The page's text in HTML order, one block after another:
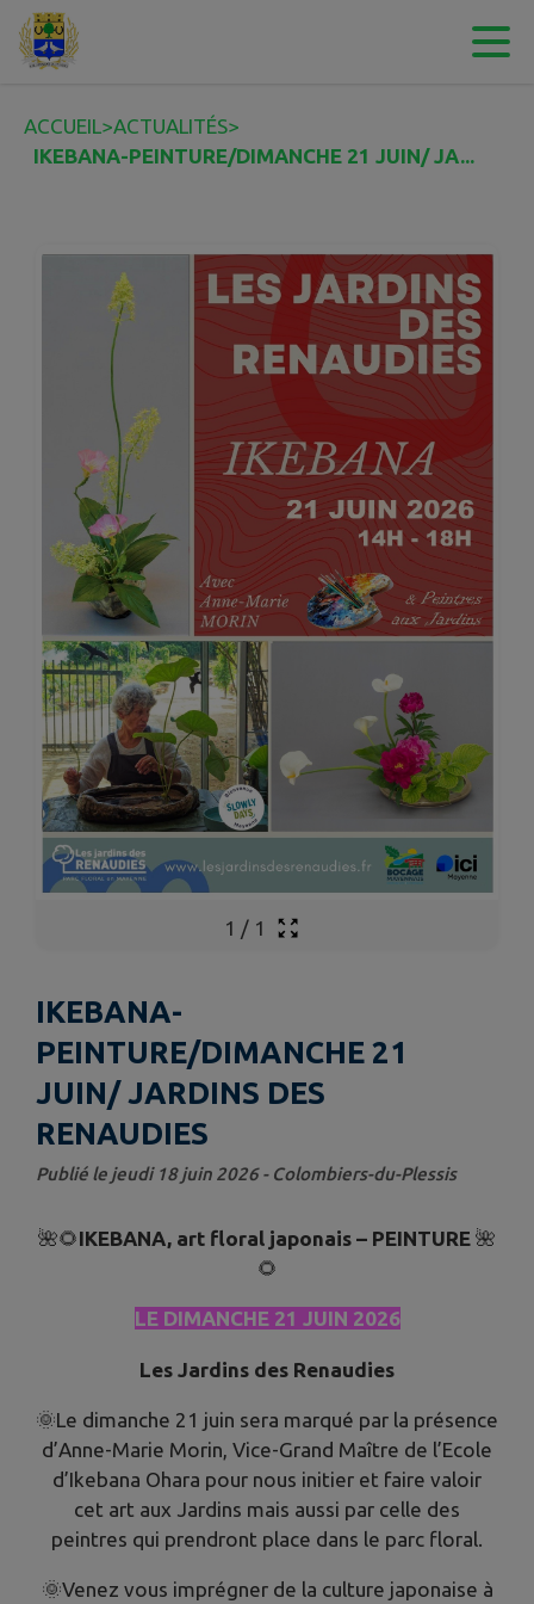
Contenu
ACCUEIL>ACTUALITÉS>
IKEBANA-PEINTURE/DIMANCHE 21 JUIN/ JA...
1 / 1
IKEBANA-
PEINTURE/DIMANCHE 21
JUIN/ JARDINS DES
RENAUDIES
Publié le jeudi 18 juin 2026 - Colombiers-du-Plessis
🌺🌻IKEBANA, art floral japonais – PEINTURE 🌺
🌻
LE DIMANCHE 21 JUIN 2026
Les Jardins des Renaudies
🌞Le dimanche 21 juin sera marqué par la présence
d’Anne-Marie Morin, Vice-Grand Maître de l’Ecole
d’Ikebana Ohara pour nous initier et faire valoir
cet art aux Jardins mais aussi par celle des
peintres qui prendront place dans le parc floral.
🌞Venez vous imprégner de la culture japonaise à